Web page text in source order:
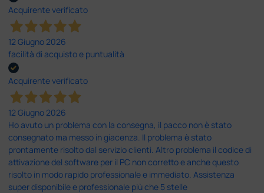
Acquirente verificato
12 Giugno 2026
facilità di acquisto e puntualità
Acquirente verificato
12 Giugno 2026
Ho avuto un problema con la consegna, il pacco non è stato
consegnato ma messo in giacenza. Il problema è stato
prontamente risolto dal servizio clienti. Altro problema il codice di
attivazione del software per il PC non corretto e anche questo
risolto in modo rapido professionale e immediato. Assistenza
super disponibile e professionale più che 5 stelle